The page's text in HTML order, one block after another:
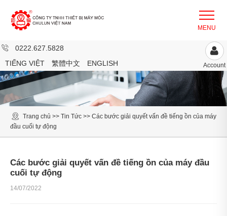
0222.627.5828
TIẾNG VIỆT
繁體中文 ENGLISH Account
Trang chủ >> Tin Tức >> Các bước giải quyết vấn đề tiếng ồn của máy
đầu cuối tự động
Các bước giải quyết vấn đề tiếng ồn của máy đầu
cuối tự động
14/07/2022